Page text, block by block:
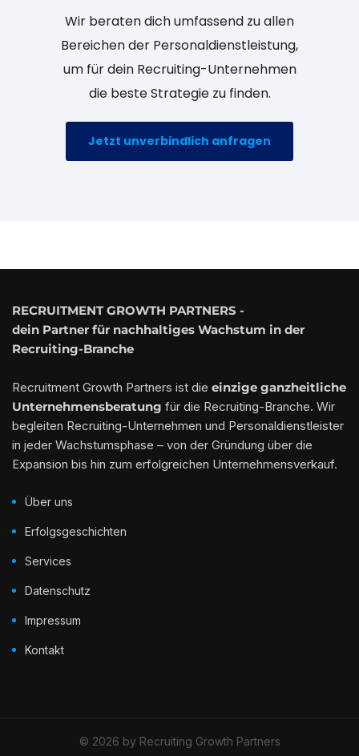
Wir beraten dich umfassend zu allen
Bereichen der Personaldienstleistung,
um für dein Recruiting-Unternehmen
die beste Strategie zu finden.
Jetzt unverbindlich anfragen
RECRUITMENT GROWTH PARTNERS -
dein Partner für nachhaltiges Wachstum in der
Recruiting-Branche
Recruitment Growth Partners ist die einzige ganzheitliche
Unternehmensberatung für die Recruiting-Branche. Wir
begleiten Recruiting-Unternehmen und Personaldienstleister
in jeder Wachstumsphase – von der Gründung über die
Expansion bis hin zum erfolgreichen Unternehmensverkauf.
Über uns
Erfolgsgeschichten
Services
Datenschutz
Impressum
Kontakt
© 2026 by Recruiting Growth Partners